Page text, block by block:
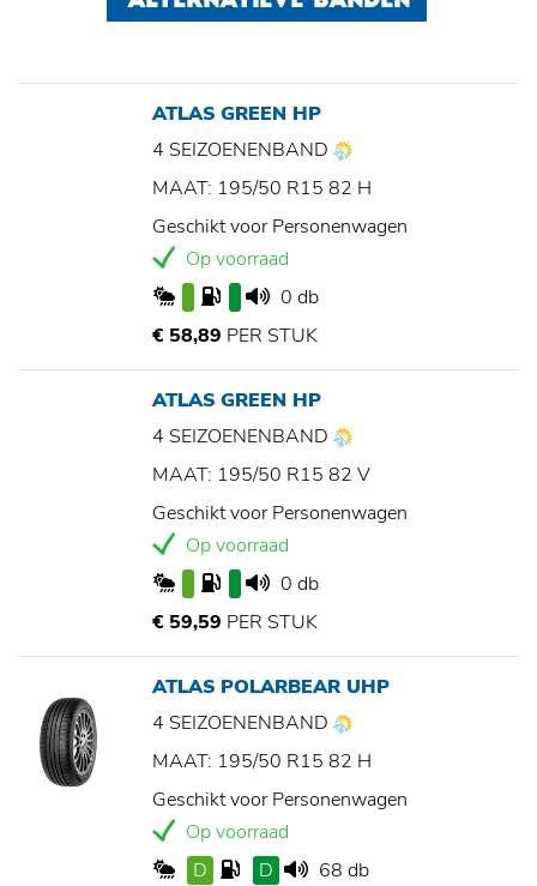
ATLAS GREEN HP
4 SEIZOENENBAND
MAAT: 195/50 R15 82 H
Geschikt voor Personenwagen
Op voorraad
0 db
€ 58,89 PER STUK
ATLAS GREEN HP
4 SEIZOENENBAND
MAAT: 195/50 R15 82 V
Geschikt voor Personenwagen
Op voorraad
0 db
€ 59,59 PER STUK
ATLAS POLARBEAR UHP
4 SEIZOENENBAND
MAAT: 195/50 R15 82 H
Geschikt voor Personenwagen
Op voorraad
D
D
68 db